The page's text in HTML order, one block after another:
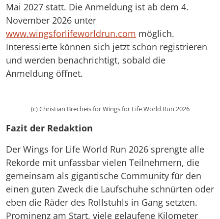
Mai 2027 statt. Die Anmeldung ist ab dem 4.
November 2026 unter
www.wingsforlifeworldrun.com möglich.
Interessierte können sich jetzt schon registrieren
und werden benachrichtigt, sobald die
Anmeldung öffnet.
(c) Christian Brecheis for Wings for Life World Run 2026
Fazit der Redaktion
Der Wings for Life World Run 2026 sprengte alle
Rekorde mit unfassbar vielen Teilnehmern, die
gemeinsam als gigantische Community für den
einen guten Zweck die Laufschuhe schnürten oder
eben die Räder des Rollstuhls in Gang setzten.
Prominenz am Start, viele gelaufene Kilometer